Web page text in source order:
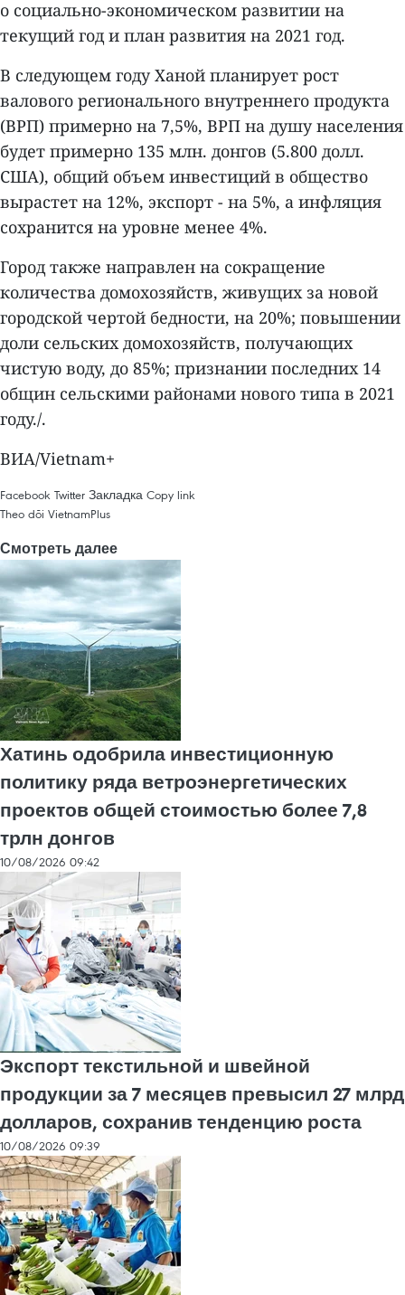
о социально-экономическом развитии на
текущий год и план развития на 2021 год.
В следующем году Ханой планирует рост
валового регионального внутреннего продукта
(ВРП) примерно на 7,5%, ВРП на душу населения
будет примерно 135 млн. донгов (5.800 долл.
США), общий объем инвестиций в общество
вырастет на 12%, экспорт - на 5%, а инфляция
сохранится на уровне менее 4%.
Город также направлен на сокращение
количества домохозяйств, живущих за новой
городской чертой бедности, на 20%; повышении
доли сельских домохозяйств, получающих
чистую воду, до 85%; признании последних 14
общин сельскими районами нового типа в 2021
году./.
ВИА/Vietnam+
Facebook Twitter Закладка Copy link
Theo dõi VietnamPlus
Смотреть далее
Хатинь одобрила инвестиционную
политику ряда ветроэнергетических
проектов общей стоимостью более 7,8
трлн донгов
10/08/2026 09:42
Экспорт текстильной и швейной
продукции за 7 месяцев превысил 27 млрд
долларов, сохранив тенденцию роста
10/08/2026 09:39